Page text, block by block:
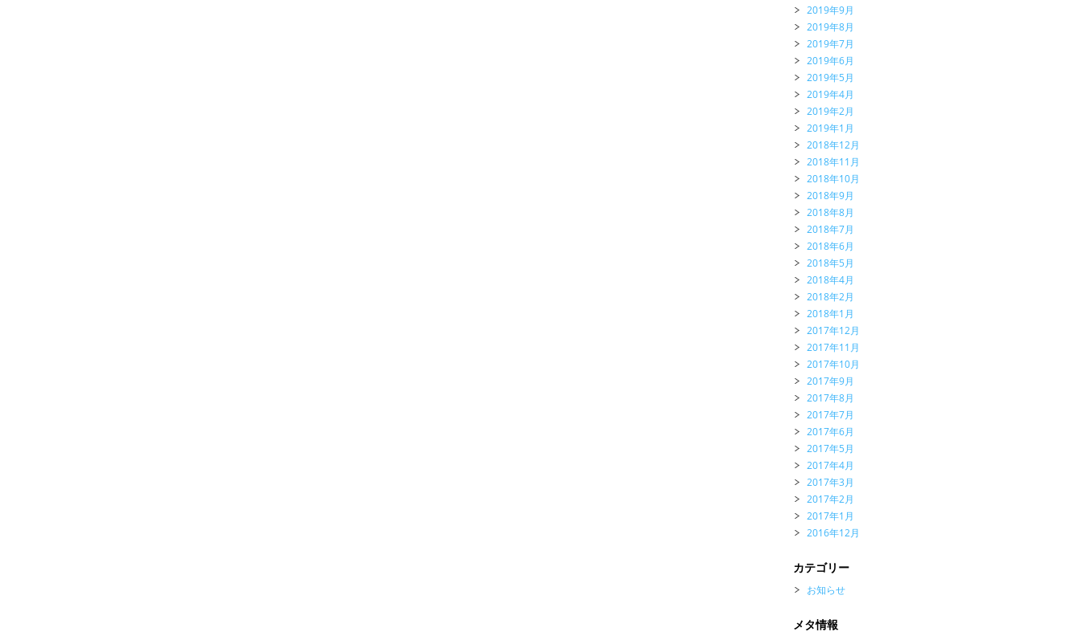
2019年9月
2019年8月
2019年7月
2019年6月
2019年5月
2019年4月
2019年2月
2019年1月
2018年12月
2018年11月
2018年10月
2018年9月
2018年8月
2018年7月
2018年6月
2018年5月
2018年4月
2018年2月
2018年1月
2017年12月
2017年11月
2017年10月
2017年9月
2017年8月
2017年7月
2017年6月
2017年5月
2017年4月
2017年3月
2017年2月
2017年1月
2016年12月
カテゴリー
お知らせ
メタ情報